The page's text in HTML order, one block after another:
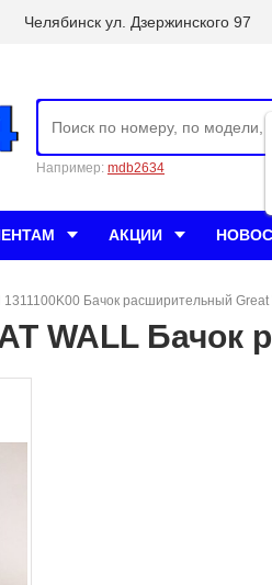
Челябинск ул. Дзержинского 97
Например: mdb2634
АКЦИИ
1311100K00 Бачок расширительный
WALL